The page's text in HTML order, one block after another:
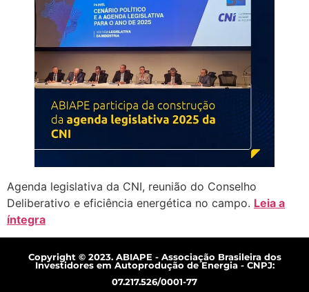
Agenda legislativa da CNI, reunião do Conselho
Deliberativo e eficiência energética no campo. Leia a
íntegra
Copyright © 2023. ABIAPE - Associação Brasileira dos
Investidores em Autoprodução de Energia - CNPJ:
07.217.526/0001-77